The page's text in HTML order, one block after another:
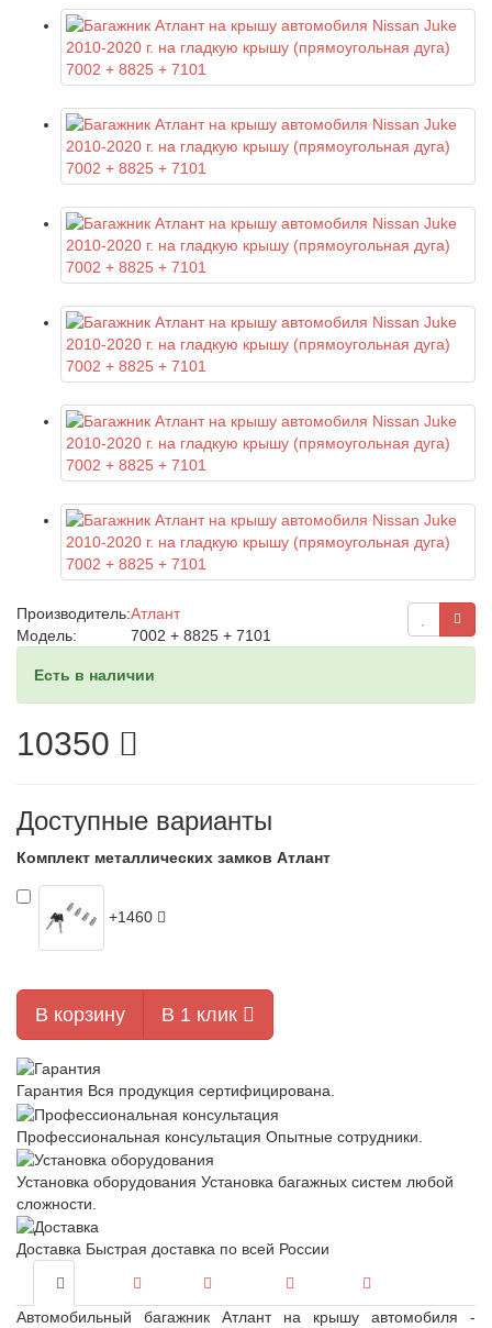
Производитель:Атлант
Модель:
7002 + 8825 + 7101
Есть в наличии
10350
Доступные варианты
Комплект металлических замков Атлант
+1460
В корзину В 1 клик
Гарантия Вся продукция сертифицирована.
Профессиональная консультация Опытные сотрудники.
Установка оборудования Установка багажных систем любой
сложности.
Доставка Быстрая доставка по всей России
Автомобильный багажник Атлант на крышу автомобиля -